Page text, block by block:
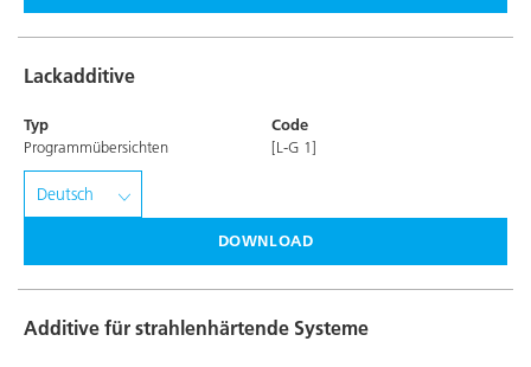
Lackadditive
Typ
Programmübersichten
Code
[L-G 1]
DOWNLOAD
Additive für strahlenhärtende Systeme